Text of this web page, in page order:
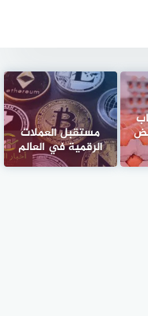
مستقبل العملات
الرقمية في العالم